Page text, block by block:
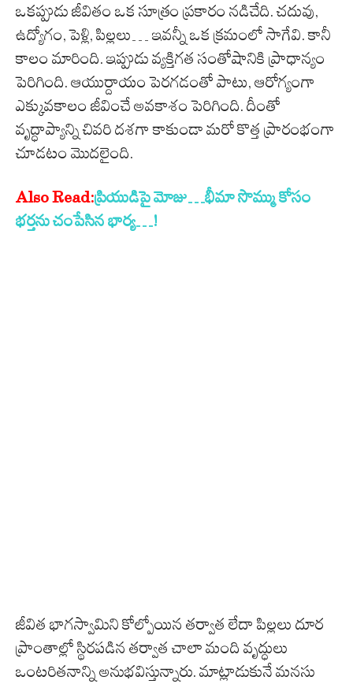
ఒకప్పుడు జీవితం ఒక సూత్రం ప్రకారం నడిచేది. చదువు,
ఉద్యోగం, పెళ్లి, పిల్లలు… ఇవన్నీ ఒక క్రమంలో సాగేవి. కానీ
కాలం మారింది. ఇప్పుడు వ్యక్తిగత సంతోషానికి ప్రాధాన్యం
పెరిగింది. ఆయుర్దాయం పెరగడంతో పాటు, ఆరోగ్యంగా
ఎక్కువకాలం జీవించే అవకాశం పెరిగింది. దీంతో
వృద్ధాప్యాన్ని చివరి దశగా కాకుండా మరో కొత్త ప్రారంభంగా
చూడటం మొదలైంది.
Also Read:ప్రియుడిపై మోజు…భీమా సొమ్ము కోసం
భ‌ర్త‌ను చంపేసిన భార్య‌…!
జీవిత భాగస్వామిని కోల్పోయిన తర్వాత లేదా పిల్లలు దూర
ప్రాంతాల్లో స్థిరపడిన తర్వాత చాలా మంది వృద్ధులు
ఒంటరితనాన్ని అనుభవిస్తున్నారు. మాట్లాడుకునే మనసు